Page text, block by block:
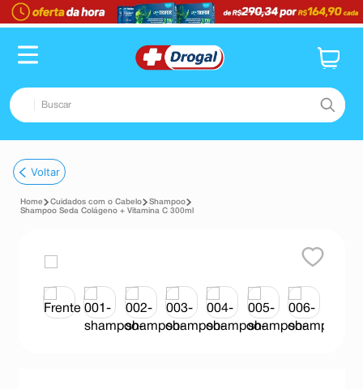
Buscar
1º fralda
2º dipirona
tadalafila
minoxidil
desodorante
Voltar
Cuidados com o Cabelo
Shampoo
Shampoo Seda Colágeno + Vitamina C 300ml